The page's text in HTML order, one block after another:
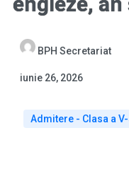
BPH Secretariat
iunie 26, 2026
Admitere - Clasa a